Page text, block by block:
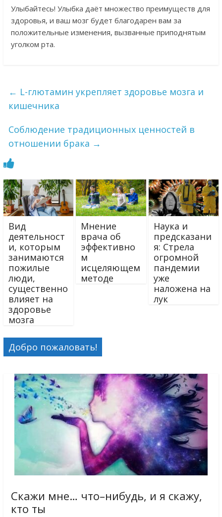
Улыбайтесь! Улыбка даёт множество преимуществ для
здоровья, и ваш мозг будет благодарен вам за
положительные изменения, вызванные приподнятым
уголком рта.
← L-глютамин укрепляет здоровье мозга и
кишечника
Соблюдение традиционных ценностей в
отношении брака →
Вид
деятельност
и, которым
занимаются
пожилые
люди,
существенно
влияет на
здоровье
мозга
Мнение
врача об
эффективно
м
исцеляющем
методе
Наука и
предсказани
я: Стрела
огромной
пандемии
уже
наложена на
лук
Добро пожаловать!
Скажи мне… что–нибудь, и я скажу,
кто ты